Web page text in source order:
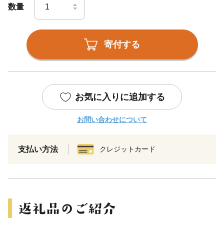
数量
寄付する
お気に入りに追加する
お問い合わせについて
支払い方法 クレジットカード